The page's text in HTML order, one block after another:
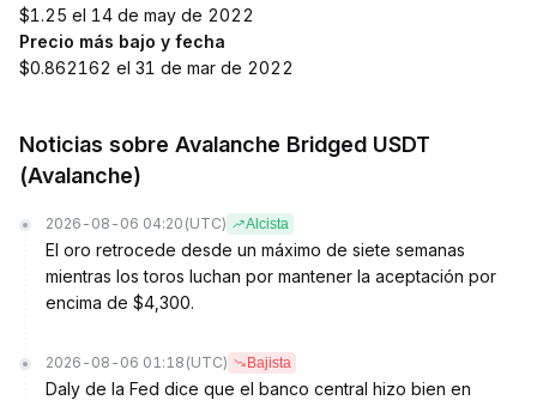
$1.25 el 14 de may de 2022
Precio más bajo y fecha
$0.862162 el 31 de mar de 2022
Noticias sobre Avalanche Bridged USDT
(Avalanche)
2026-08-06 04:20 (UTC) Alcista
El oro retrocede desde un máximo de siete semanas
mientras los toros luchan por mantener la aceptación por
encima de $4,300.
2026-08-06 01:18 (UTC) Bajista
Daly de la Fed dice que el banco central hizo bien en